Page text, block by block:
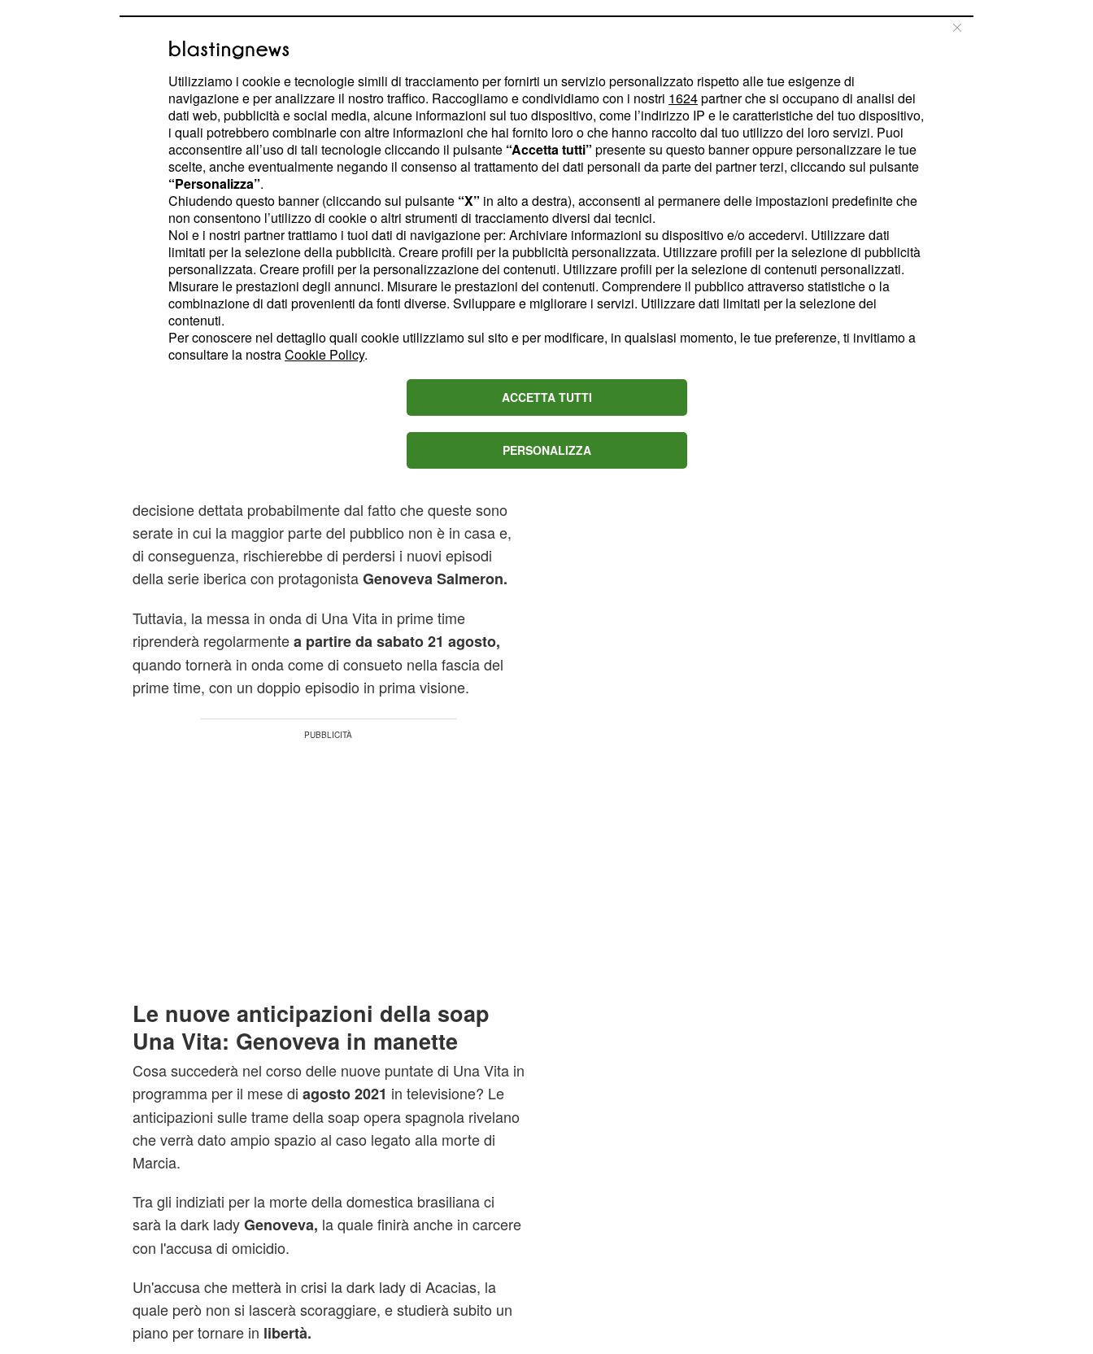
Situazione differente, invece, per quanto riguarda la
programmazione di Una Vita in prime time suRete 4.In
questo caso, infatti, ci sarà un turno di stop.
Stop per la soap Una Vita in prima
serata su Rete 4
Sabato 14 agosto, in prime time alle 21:30, dopo
l'appuntamento con il talk show Stasera Italia, non è prevista
serata del 14 agostoosserverà
decisione dettata probabilmente dal fatto che queste sono
serate in cui la maggior parte del pubblico non è in casa e,
di conseguenza, rischierebbe di perdersi i nuovi episodi
della serie iberica con protagonistaGenoveva Salmeron.
Tuttavia, la messa in onda di Una Vita in prime time
riprenderà regolarmentea partire da sabato 21 agosto,
quando tornerà in onda come di consueto nella fascia del
prime time, con un doppio episodio in prima visione.
Le nuove anticipazioni della soap
Una Vita: Genoveva in manette
Cosa succederà nel corso delle nuove puntate di Una Vita in
programma per il mese di agosto 2021 in televisione? Le
anticipazioni sulle trame della soap opera spagnola rivelano
che verrà dato ampio spazio al caso legato alla morte di
Marcia.
Tra gli indiziati per la morte della domestica brasiliana ci
sarà la dark ladyGenoveva, la quale finirà anche in carcere
con l'accusa di omicidio.
Un'accusa che metterà in crisi la dark lady di Acacias, la
quale però non si lascerà scoraggiare, e studierà subito un
piano per tornare in libertà.
Utilizziamo i cookie e tecnologie simili di tracciamento per fornirti un servizio personalizzato rispetto alle tue esigenze di
navigazione e per analizzare il nostro traffico. Raccogliamo e condividiamo con i nostri 1624partner che si occupano di analisi dei
dati web, pubblicità e social media, alcune informazioni sul tuo dispositivo, come l’indirizzo IP e le caratteristiche del tuo dispositivo,
i quali potrebbero combinarle con altre informazioni che hai fornito loro o che hanno raccolto dal tuo utilizzo dei loro servizi. Puoi
acconsentire all’uso di tali tecnologie cliccando il pulsante “Accetta tutti” presente su questo banner oppure personalizzare le tue
scelte, anche eventualmente negando il consenso al trattamento dei dati personali da parte dei partner terzi, cliccando sul pulsante
“Personalizza”.
Chiudendo questo banner (cliccando sul pulsante “X” in alto a destra), acconsenti al permanere delle impostazioni predefinite che
non consentono l’utilizzo di cookie o altri strumenti di tracciamento diversi dai tecnici.
Noi e i nostri partner trattiamo i tuoi dati di navigazione per: Archiviare informazioni su dispositivo e/o accedervi. Utilizzare dati
limitati per la selezione della pubblicità. Creare profili per la pubblicità personalizzata. Utilizzare profili per la selezione di pubblicità
personalizzata. Creare profili per la personalizzazione dei contenuti. Utilizzare profili per la selezione di contenuti personalizzati.
Misurare le prestazioni degli annunci. Misurare le prestazioni dei contenuti. Comprendere il pubblico attraverso statistiche o la
combinazione di dati provenienti da fonti diverse. Sviluppare e migliorare i servizi. Utilizzare dati limitati per la selezione dei
contenuti.
Per conoscere nel dettaglio quali cookie utilizziamo sul sito e per modificare, in qualsiasi momento, le tue preferenze, ti invitiamo a
consultare la nostraCookie Policy.
ACCETTA TUTTI
PERSONALIZZA